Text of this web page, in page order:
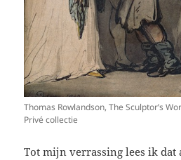
Thomas Rowlandson, The Sculptor’s
Privé collectie
Tot mijn verrassing lees ik dat